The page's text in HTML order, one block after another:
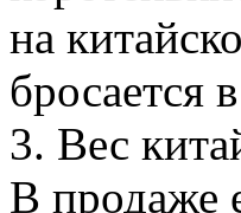
на
бросается
3. Вес
В продаже